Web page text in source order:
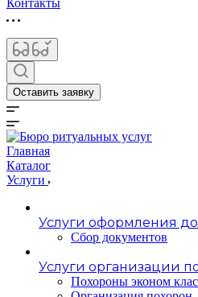
Контакты
Оставить заявку
Главная
Каталог
Услуги
Услуги оформления
Сбор документов
Услуги организации
Похороны эконом